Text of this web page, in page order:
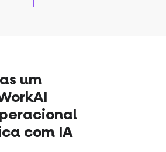
um
com IA